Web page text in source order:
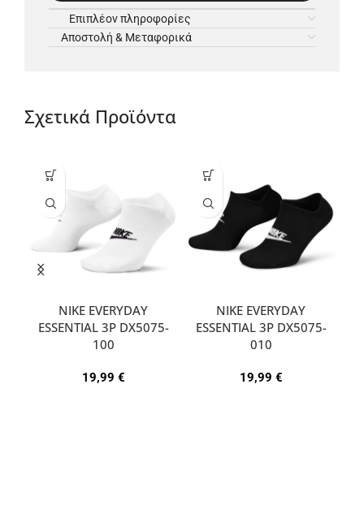
Επιπλέον πληροφορίες
Αποστολή & Μεταφορικά
Σχετικά Προϊόντα
NIKE EVERYDAY
ESSENTIAL 3P DX5075-
100
19,99 €
NIKE EVERYDAY
ESSENTIAL 3P DX5075-
010
19,99 €